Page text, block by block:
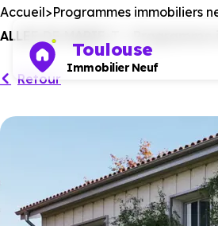
Toulouse
Immobilier Neuf
Accueil Programmes immobiliers
ALLEE DE MARIE-T -
Retour